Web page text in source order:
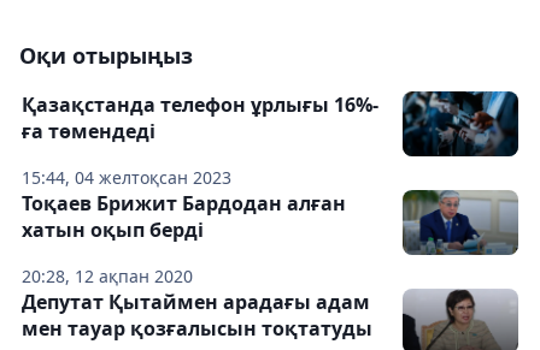
Оқи отырыңыз
15:44, 04 желтоқсан 2023
Қазақстанда телефон ұрлығы 16%-
ға төмендеді
20:28, 12 ақпан 2020
Тоқаев Брижит Бардодан алған
хатын оқып берді
Депутат Қытаймен арадағы адам
мен тауар қозғалысын тоқтатуды